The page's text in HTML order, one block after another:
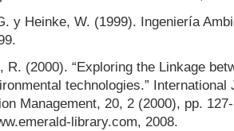
y Heinke, W. (1999). Ingeniería
R. (2000). “Exploring the Linkage
technologies.”
Management, 20, 2 (2000), pp.
library.com, 2008.